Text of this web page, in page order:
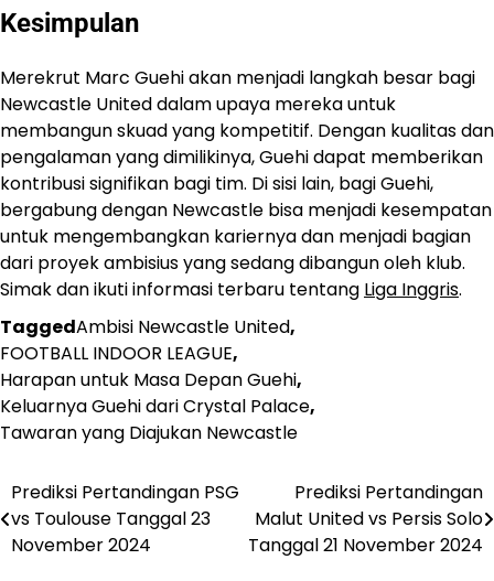
Kesimpulan
Merekrut Marc Guehi akan menjadi langkah besar bagi
Newcastle United dalam upaya mereka untuk
membangun skuad yang kompetitif. Dengan kualitas dan
pengalaman yang dimilikinya, Guehi dapat memberikan
kontribusi signifikan bagi tim. Di sisi lain, bagi Guehi,
bergabung dengan Newcastle bisa menjadi kesempatan
untuk mengembangkan kariernya dan menjadi bagian
dari proyek ambisius yang sedang dibangun oleh klub.
Simak dan ikuti informasi terbaru tentang Liga Inggris.
TaggedAmbisi Newcastle United,
FOOTBALL INDOOR LEAGUE,
Harapan untuk Masa Depan Guehi,
Keluarnya Guehi dari Crystal Palace,
Tawaran yang Diajukan Newcastle
Post
navigation
​Prediksi Pertandingan PSG
vs Toulouse Tanggal 23
November 2024
​Prediksi Pertandingan
Malut United vs Persis Solo
Tanggal 21 November 2024